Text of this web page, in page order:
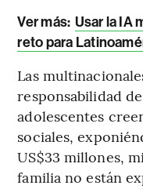
Ver más: Usar la IA
reto para
Las
responsabilidad
adolescentes
sociales,
US$33 millones,
familia no están